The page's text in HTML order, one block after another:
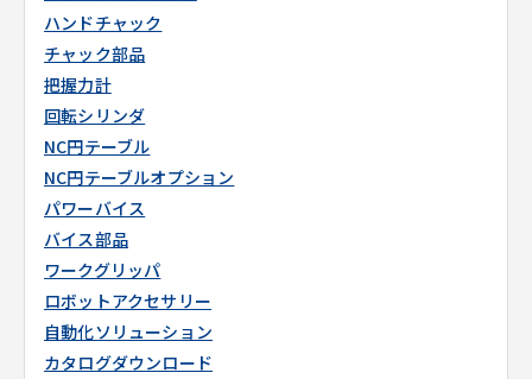
ハンドチャック
チャック部品
把握力計
回転シリンダ
NC円テーブル
NC円テーブルオプション
パワーバイス
バイス部品
ワークグリッパ
ロボットアクセサリー
自動化ソリューション
カタログダウンロード